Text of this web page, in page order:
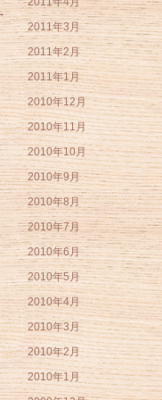
2011年3月
2011年2月
2011年1月
2010年12月
2010年11月
2010年10月
2010年9月
2010年8月
2010年7月
2010年6月
2010年5月
2010年4月
2010年3月
2010年2月
2010年1月